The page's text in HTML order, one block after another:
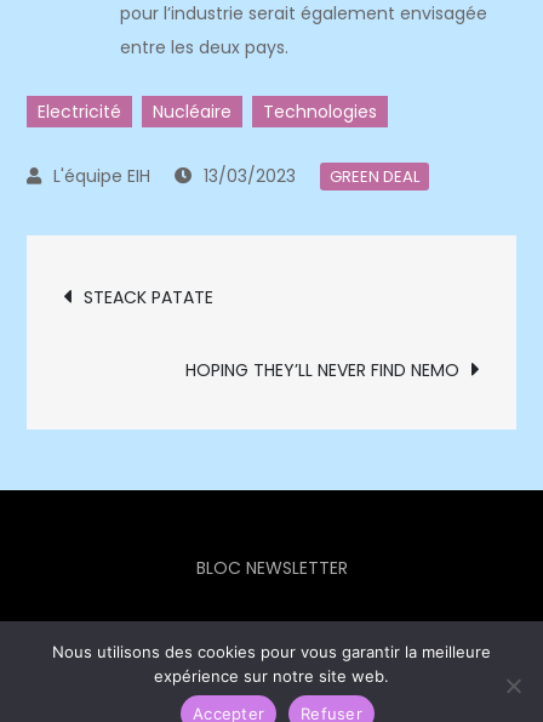
pour l’industrie serait également envisagée
entre les deux pays.
Electricité Nucléaire Technologies
13/03/2023 GREEN DEAL
Navigation
l’article
STEACK PATATE
HOPING THEY’LL NEVER FIND NEMO
BLOC NEWSLETTER
Europe Info Hebdo © 2023 - Theme Focus Blog by
Creativ
Themes
Nous utilisons des cookies pour vous garantir la meilleure
expérience sur notre site web.
Accepter
Refuser